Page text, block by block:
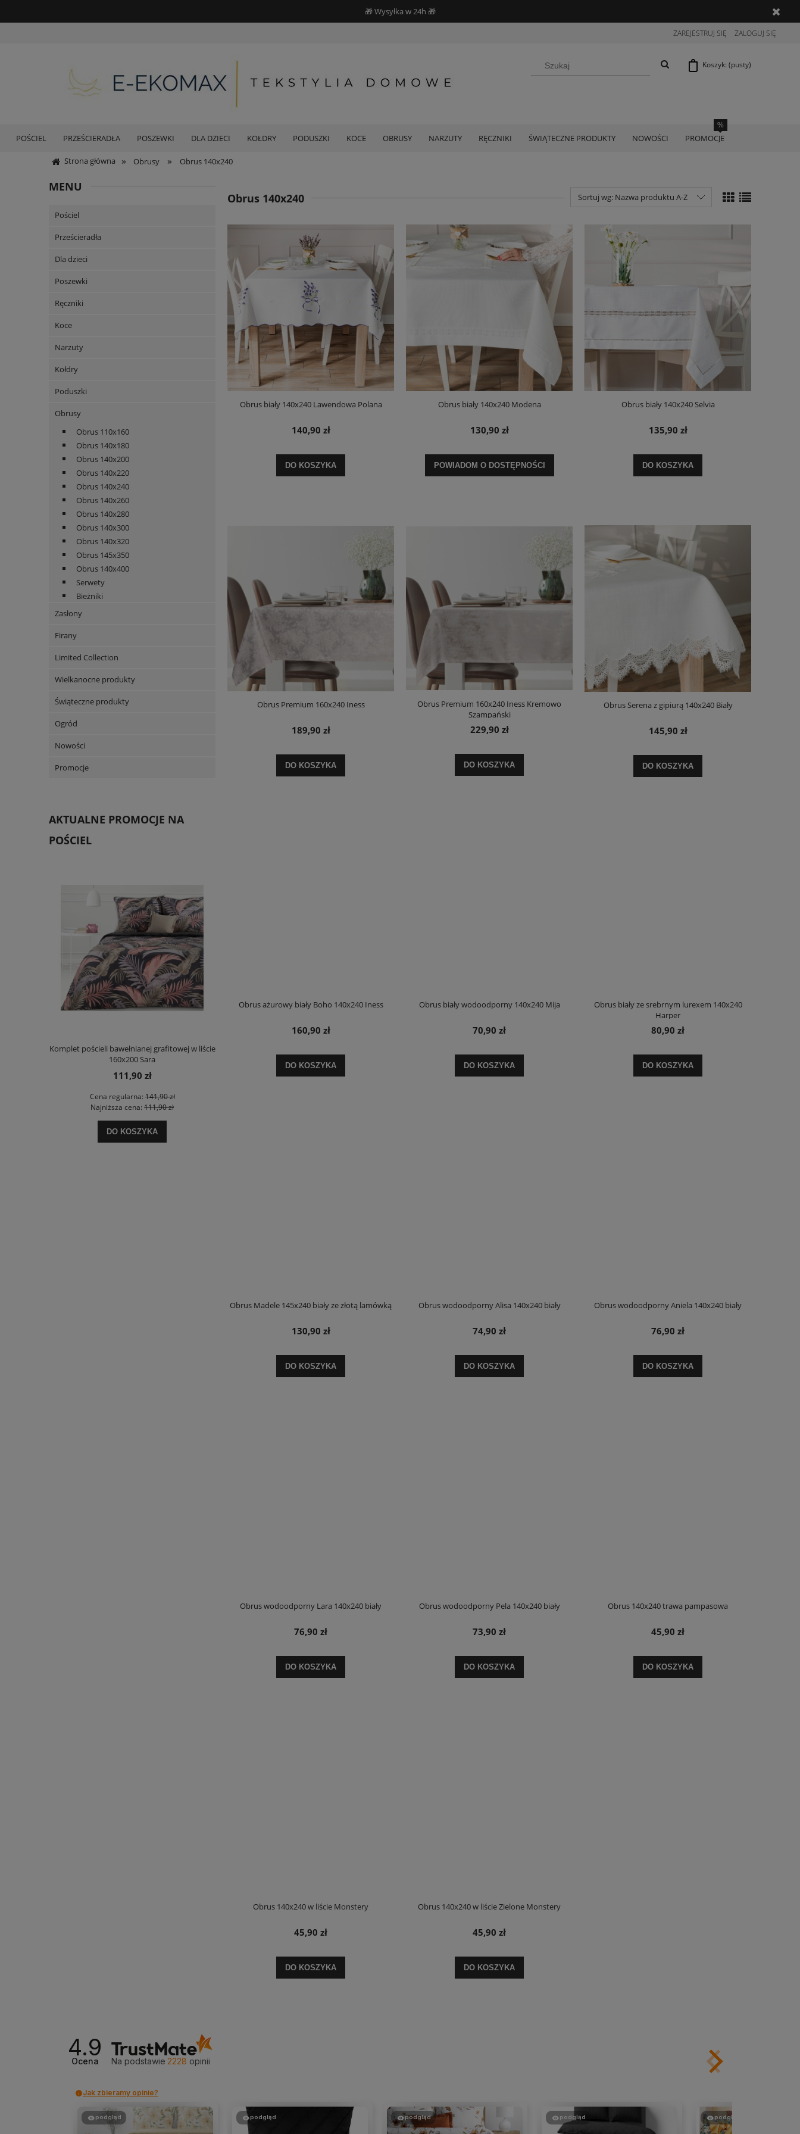
🎁 Wysyłka w 24h 🎁
ZAREJESTRUJ SIĘ ZALOGUJ SIĘ
Koszyk: (pusty)
POŚCIEL PRZEŚCIERADŁA POSZEWKI DLA DZIECI KOŁDRY PODUSZKI KOCE OBRUSY NARZUTY RĘCZNIKI ŚWIĄTECZNE PRODUKTY NOWOŚCI PROMOCJE
Strona główna » Obrusy » Obrus 140x240
MENU
Pościel
Prześcieradła
Dla dzieci
Poszewki
Ręczniki
Koce
Narzuty
Kołdry
Poduszki
Obrusy
Obrus 110x160
Obrus 140x180
Obrus 140x200
Obrus 140x220
Obrus 140x240
Obrus 140x260
Obrus 140x280
Obrus 140x300
Obrus 140x320
Obrus 145x350
Obrus 140x400
Serwety
Bieżniki
Zasłony
Firany
Limited Collection
Wielkanocne produkty
Świąteczne produkty
Ogród
Nowości
Promocje
AKTUALNE PROMOCJE NA
POŚCIEL
Pościel hiszpańska bawełniana 220x200 Amor
170,00 zł
Cena regularna:200,00 zł
Najniższa cena: 170,00 zł
DO KOSZYKA
101,90 zł 101,90 zł 12,90 zł
Obrus 140x240 Sortuj wg: Nazwa produktu A-Z
Obrus biały 140x240 Lawendowa Polana
140,90 zł
DO KOSZYKA
Obrus biały 140x240 Modena
130,90 zł
POWIADOM O DOSTĘPNOŚCI
Obrus biały 140x240 Selvia
135,90 zł
DO KOSZYKA
Obrus Premium 160x240 Iness
189,90 zł
DO KOSZYKA
Obrus Premium 160x240 Iness Kremowo
Szampański
229,90 zł
DO KOSZYKA
Obrus Serena z gipiurą 140x240 Biały
145,90 zł
DO KOSZYKA
Obrus ażurowy biały Boho 140x240 Iness
160,90 zł
DO KOSZYKA
Obrus biały wodoodporny 140x240 Mija
70,90 zł
DO KOSZYKA
Obrus biały ze srebrnym lurexem 140x240
Harper
80,90 zł
DO KOSZYKA
Obrus Madele 145x240 biały ze złotą lamówką
130,90 zł
DO KOSZYKA
Obrus wodoodporny Alisa 140x240 biały
74,90 zł
DO KOSZYKA
Obrus wodoodporny Aniela 140x240 biały
76,90 zł
DO KOSZYKA
Obrus wodoodporny Lara 140x240 biały
76,90 zł
DO KOSZYKA
Obrus wodoodporny Pela 140x240 biały
73,90 zł
DO KOSZYKA
Obrus 140x240 trawa pampasowa
45,90 zł
DO KOSZYKA
Obrus 140x240 w liście Monstery
45,90 zł
DO KOSZYKA
Obrus 140x240 w liście Zielone Monstery
45,90 zł
DO KOSZYKA
4.9
Ocena Na podstawie 2228 opinii
Jak zbieramy opinie?
podgląd podgląd podgląd podgląd podgląd